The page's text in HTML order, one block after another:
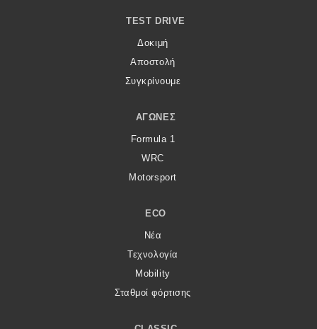
TEST DRIVE
Δοκιμή
Αποστολή
Συγκρίνουμε
ΑΓΏΝΕΣ
Formula 1
WRC
Motorsport
ECO
Νέα
Τεχνολογία
Mobility
Σταθμοί φόρτισης